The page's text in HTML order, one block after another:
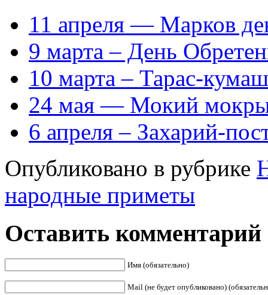
11 апреля — Марков
9 марта – День
10 марта – Тарас-
24 мая — Мокий
6 апреля – Захарий-
Опубликовано в рубрике
народные приметы
Оставить комментарий
Имя (обязательно)
Mail (не будет опубликовано)